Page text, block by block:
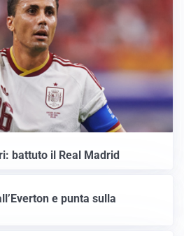
battuto il Real Madrid
e punta sulla